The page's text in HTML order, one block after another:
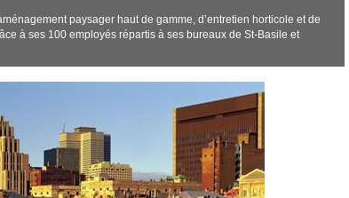
paysager haut de gamme, d’entretien horticole et de
à ses 100 employés répartis à ses bureaux de St-Basile et